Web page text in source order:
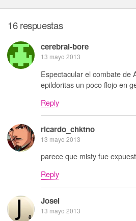
16 respuestas
cerebral-bore
13 mayo 2013
Espectacular el combate de
epildoritas un poco flojo en
Reply
ricardo_chktno
13 mayo 2013
parece que misty fue
Reply
Josei
13 mayo 2013